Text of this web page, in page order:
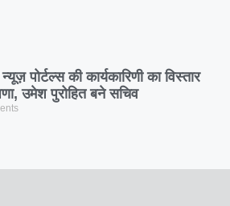
पोर्टल्स की कार्यकारिणी का विस्तार
उमेश पुरोहित बने सचिव